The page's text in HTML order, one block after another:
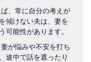
、常に自分の考えが
傾けない夫は、妻を
可能性があります。
が悩みや不安を打ち
途中で話を遮ったり